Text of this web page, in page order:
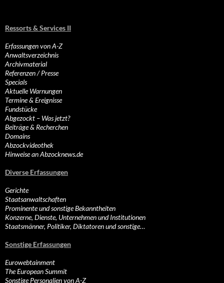
Ressorts & Services II
Erfassungen von A-Z
Anwaltsverzeichnis
Archivmaterial
Referenzen / Presse
Specials
Aktuelle Warnungen
Termine & Ereignisse
Fundstücke
Abgezockt – Was jetzt?
Beiträge & Recherchen
Domains
Abzockvideothek
Hinweise an Abzocknews.de
Diverse Erfassungen
Gerichte
Staatsanwaltschaften
Prominente und sonstige Bekanntheiten
Konzerne, Dienste, Unternehmen und Institutionen
Staatsmänner, Politiker, Diktatoren und sonstige…
Sonstige Erfassungen
Eurowebtainment
The European Summit
Sonstige Personalien von A-Z